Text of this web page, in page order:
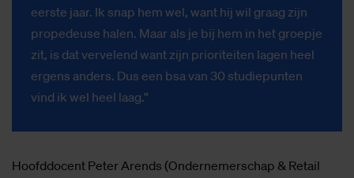
eerste jaar. Ik snap hem wel, want hij wil graag zijn
propedeuse halen. Maar als je bij hem in het groepje
zit, is dat vervelend want zijn prioriteiten lagen heel
ergens anders. Dus een bsa van 30 studiepunten
vind ik wel heel laag.”
Hoofddocent Peter Arends (Ondernemerschap & Retail